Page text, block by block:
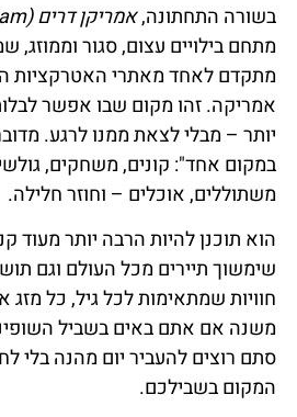
בשורה התחתונה,אמריקן דרים (American Dream)
מתחם בילויים עצום, סגור וממוזג,
מתקדם לאחד מאתרי האטרקציות
אמריקה. זהו מקום שבו אפשר
יותר – מבלי לצאת ממנו לרגע.
במקום אחד": קונים, משחקים,
משתוללים, אוכלים – וחוזר חלילה.
הוא תוכנן להיות הרבה יותר מעוד
שימשוך תיירים מכל העולם וגם
חוויות שמתאימות לכל גיל, כל מזג
משנה אם אתם באים בשביל
סתם רוצים להעביר יום מהנה בלי
המקום בשבילכם.